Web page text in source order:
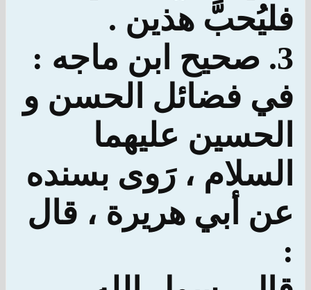
فليُحبَّ هذين .
3. صحيح ابن ماجه :
في فضائل الحسن و
الحسين عليهما
السلام ، رَوى بسنده
عن أبي هريرة ، قال
: